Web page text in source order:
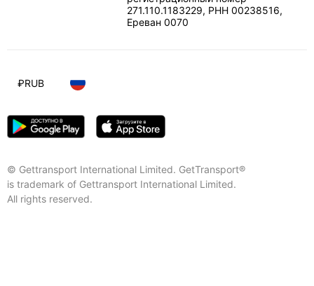
271.110.1183229, РНН 00238516,
Ереван 0070
© Gettransport International Limited. GetTransport®
is trademark of Gettransport International Limited.
All rights reserved.
₽RUB